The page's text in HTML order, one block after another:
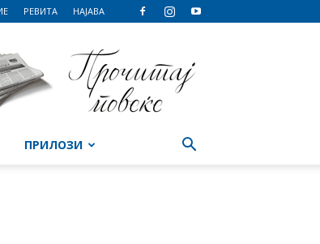
РЕВИТА НАЈАВА
ПРИЛОЗИ